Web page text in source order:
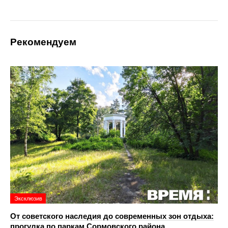
Рекомендуем
Эксклюзив
От советского наследия до современных зон отдыха:
прогулка по паркам Сормовского района